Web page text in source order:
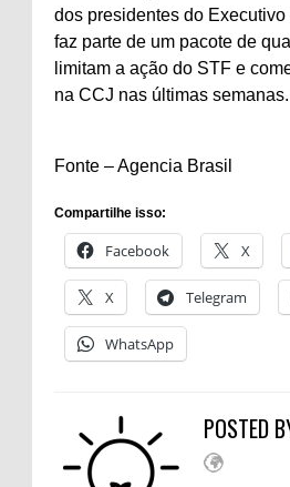
dos presidentes do
faz parte de um pacote de
limitam a ação do STF e
na CCJ nas últimas semanas.
Fonte – Agencia Brasil
Compartilhe isso:
Facebook X
X Telegram
WhatsApp
POSTED